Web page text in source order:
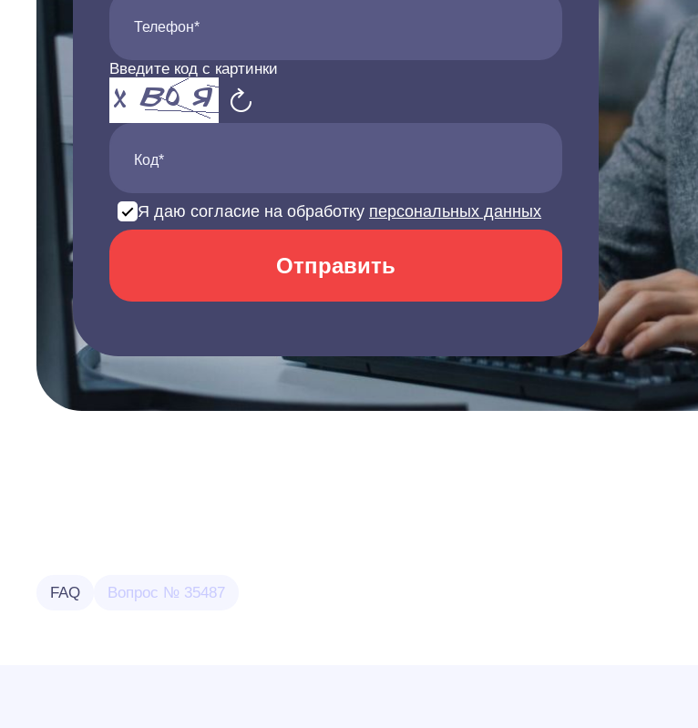
Телефон*
Введите код с картинки
Код*
Я даю согласие на обработку персональных данных
Отправить
FAQ Вопрос № 35487